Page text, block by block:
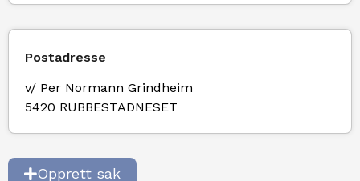
Postadresse
v/ Per Normann Grindheim
5420 RUBBESTADNESET
Opprett sak